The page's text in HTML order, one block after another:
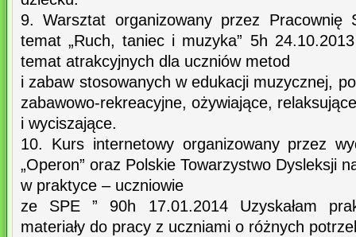
9. Warsztat organizowany przez Pracownię
temat „Ruch, taniec i muzyka” 5h
temat atrakcyjnych dla uczniów metod
i zabaw stosowanych w edukacji muzycznej,
zabawowo-rekreacyjne, ożywiające, relaksujące
i wyciszające.
10. Kurs internetowy organizowany przez
„Operon” oraz Polskie Towarzystwo Dysleksji
w praktyce – uczniowie
ze SPE ” 90h 17.01.2014 Uzyskałam
materiały do pracy z uczniami o różnych